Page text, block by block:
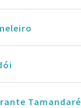
Tamandaré